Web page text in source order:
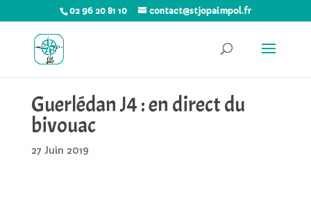
02 96 20 81 10 contact@stjopaimpol.fr
Guerlédan J4 : en direct du
bivouac
27 Juin 2019